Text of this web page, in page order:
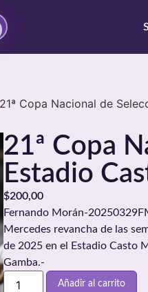
21ª Copa Nacional de
21ª Copa
Estadio
$200,00
Fernando Morán-
Mercedes revancha de las
de 2025 en el Estadio Casto
Gamba.-
Añadir al carrito